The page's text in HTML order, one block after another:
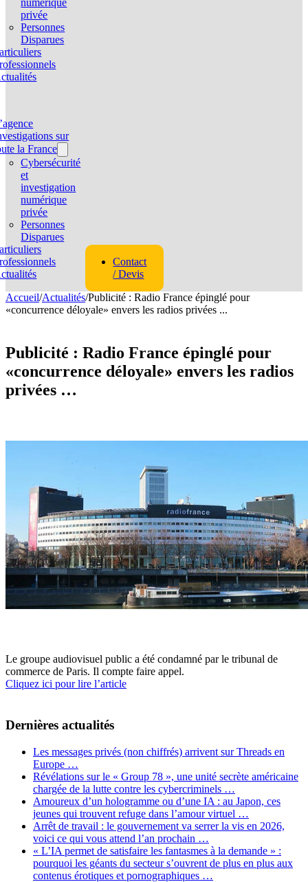
numérique
privée
Personnes
Disparues
sur
la France
Cybersécurité
et
investigation
numérique
privée
Personnes
Disparues
Contact
/ Devis
Accueil/Actualités/Publicité : Radio France épinglé pour
«concurrence déloyale» envers les radios privées ...
Publicité : Radio France épinglé pour
«concurrence déloyale» envers les radios
privées …
Le groupe audiovisuel public a été condamné par le tribunal de
commerce de Paris. Il compte faire appel.
Cliquez ici pour lire l’article
Dernières actualités
Les messages privés (non chiffrés) arrivent sur Threads en
Europe …
Révélations sur le « Group 78 », une unité secrète américaine
chargée de la lutte contre les cybercriminels …
Amoureux d’un hologramme ou d’une IA : au Japon, ces
jeunes qui trouvent refuge dans l’amour virtuel …
Arrêt de travail : le gouvernement va serrer la vis en 2026,
voici ce qui vous attend l’an prochain …
« L’IA permet de satisfaire les fantasmes à la demande » :
pourquoi les géants du secteur s’ouvrent de plus en plus aux
contenus érotiques et pornographiques …